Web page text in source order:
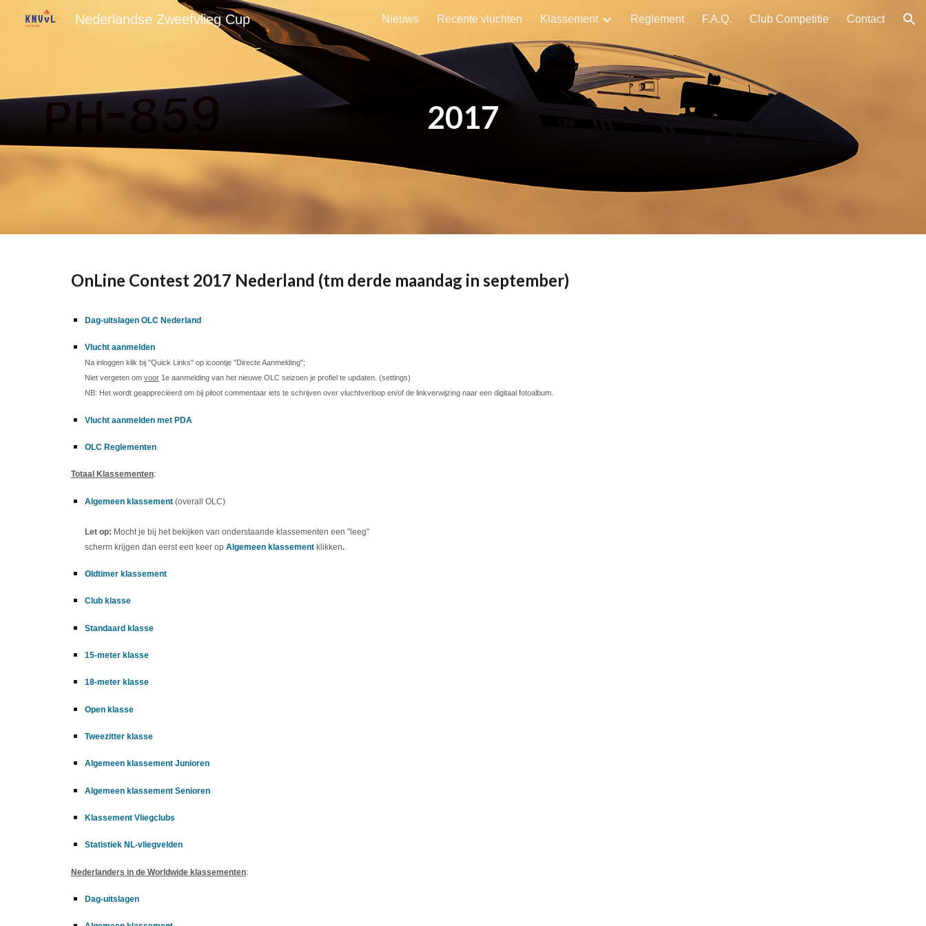
Skip to main content Skip to navigation
Nederlandse Zweefvlieg Cup Nieuws Recente vluchten Klassement Reglement F.A.Q. Club Competitie Contact
2017
OnLine Contest 2017 Nederland (tm derde maandag in september)
Dag-uitslagen OLC Nederland
Vlucht aanmelden
Na inloggen klik bij "Quick Links" op icoontje "Directe Aanmelding";
Niet vergeten om voor1e aanmelding van het nieuwe OLC seizoen je profiel te updaten. (settings)
NB: Het wordt geappreciëerd om bij piloot commentaar iets te schrijven over vluchtverloop en/of de linkverwijzing naar een digitaal fotoalbum.
Vlucht aanmelden met PDA
OLC Reglementen
Totaal Klassementen:
Algemeen klassement (overall OLC)
Let op: Mocht je bij het bekijken van onderstaande klassementen een "leeg"
scherm krijgen dan eerst een keer op Algemeen klassement klikken.
Oldtimer klassement
Club klasse
Standaard klasse
15-meter klasse
18-meter klasse
Open klasse
Tweezitter klasse
Algemeen klassement Junioren
Algemeen klassement Senioren
Klassement Vliegclubs
Statistiek NL-vliegvelden
Nederlanders in de Worldwide klassementen:
Dag-uitslagen